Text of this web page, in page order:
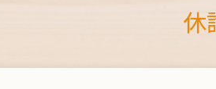
休